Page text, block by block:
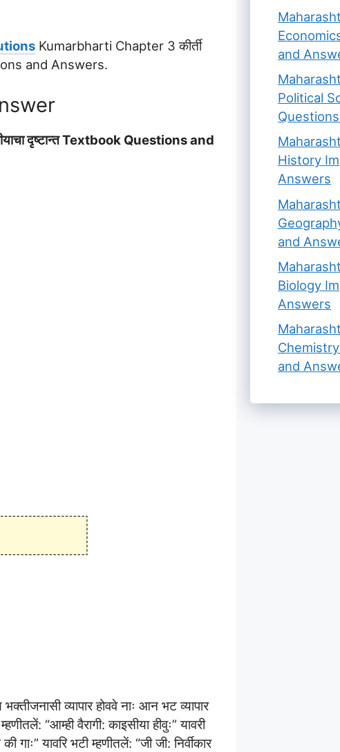
Kumarbharti Chapter 3 कीर्ती
and Answers.
दृष्टान्त Textbook Questions and
व्यापार होववे नाः आन भट व्यापार
“आम्ही वैरागी: काइसीया हीवुः” यावरी
गाः” यावरि भटी म्हणीतलें: “जी जी: निर्वीकार
and
Political
History
Answers
and
Biology
Answers
and